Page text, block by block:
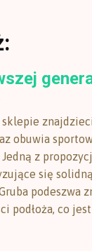
sklepie
obuwia
Jedną z
się
podeszwa
podłoża, co